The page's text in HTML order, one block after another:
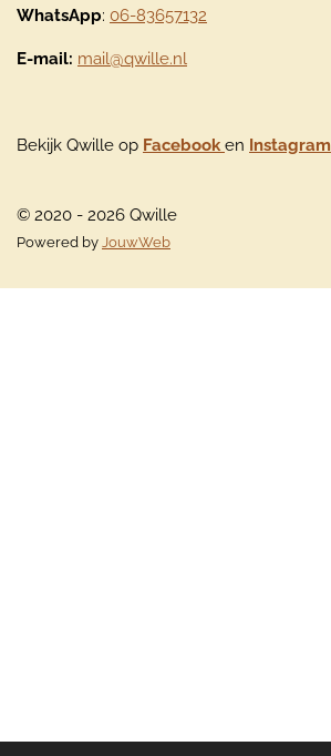
WhatsApp: 06-83657132
E-mail: mail@qwille.nl
Bekijk Qwille op Facebook en Instagram
© 2020 - 2026 Qwille
Powered by JouwWeb